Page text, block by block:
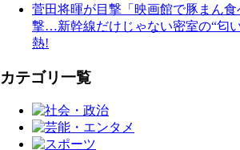
菅田将暉が目撃「映画館で豚まん
撃…新幹線だけじゃない密室の“匂
熱!
カテゴリ一覧